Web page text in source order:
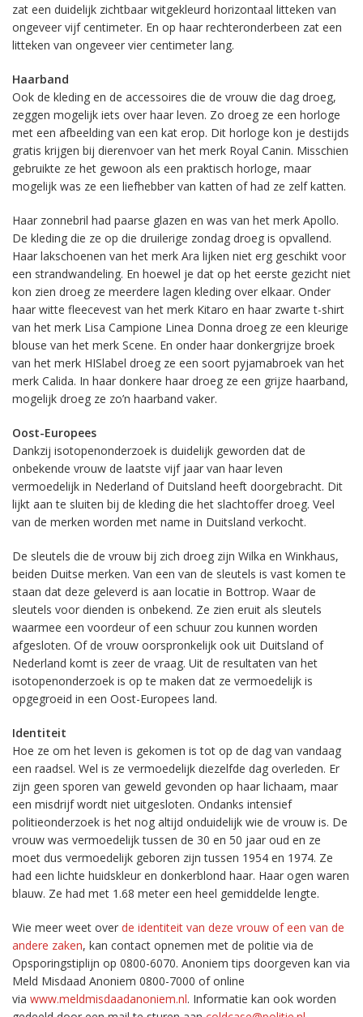
zat een duidelijk zichtbaar witgekleurd horizontaal litteken van
ongeveer vijf centimeter. En op haar rechteronderbeen zat een
litteken van ongeveer vier centimeter lang.
Haarband
Ook de kleding en de accessoires die de vrouw die dag droeg,
zeggen mogelijk iets over haar leven. Zo droeg ze een horloge
met een afbeelding van een kat erop. Dit horloge kon je destijds
gratis krijgen bij dierenvoer van het merk Royal Canin. Misschien
gebruikte ze het gewoon als een praktisch horloge, maar
mogelijk was ze een liefhebber van katten of had ze zelf katten.
Haar zonnebril had paarse glazen en was van het merk Apollo.
De kleding die ze op die druilerige zondag droeg is opvallend.
Haar lakschoenen van het merk Ara lijken niet erg geschikt voor
een strandwandeling. En hoewel je dat op het eerste gezicht niet
kon zien droeg ze meerdere lagen kleding over elkaar. Onder
haar witte fleecevest van het merk Kitaro en haar zwarte t-shirt
van het merk Lisa Campione Linea Donna droeg ze een kleurige
blouse van het merk Scene. En onder haar donkergrijze broek
van het merk HISlabel droeg ze een soort pyjamabroek van het
merk Calida. In haar donkere haar droeg ze een grijze haarband,
mogelijk droeg ze zo’n haarband vaker.
Oost-Europees
Dankzij isotopenonderzoek is duidelijk geworden dat de
onbekende vrouw de laatste vijf jaar van haar leven
vermoedelijk in Nederland of Duitsland heeft doorgebracht. Dit
lijkt aan te sluiten bij de kleding die het slachtoffer droeg. Veel
van de merken worden met name in Duitsland verkocht.
De sleutels die de vrouw bij zich droeg zijn Wilka en Winkhaus,
beiden Duitse merken. Van een van de sleutels is vast komen te
staan dat deze geleverd is aan locatie in Bottrop. Waar de
sleutels voor dienden is onbekend. Ze zien eruit als sleutels
waarmee een voordeur of een schuur zou kunnen worden
afgesloten. Of de vrouw oorspronkelijk ook uit Duitsland of
Nederland komt is zeer de vraag. Uit de resultaten van het
isotopenonderzoek is op te maken dat ze vermoedelijk is
opgegroeid in een Oost-Europees land.
Identiteit
Hoe ze om het leven is gekomen is tot op de dag van vandaag
een raadsel. Wel is ze vermoedelijk diezelfde dag overleden. Er
zijn geen sporen van geweld gevonden op haar lichaam, maar
een misdrijf wordt niet uitgesloten. Ondanks intensief
politieonderzoek is het nog altijd onduidelijk wie de vrouw is. De
vrouw was vermoedelijk tussen de 30 en 50 jaar oud en ze
moet dus vermoedelijk geboren zijn tussen 1954 en 1974. Ze
had een lichte huidskleur en donkerblond haar. Haar ogen waren
blauw. Ze had met 1.68 meter een heel gemiddelde lengte.
Wie meer weet over de identiteit van deze vrouw of een van de
andere zaken, kan contact opnemen met de politie via de
Opsporingstiplijn op 0800-6070. Anoniem tips doorgeven kan via
Meld Misdaad Anoniem 0800-7000 of online
via www.meldmisdaadanoniem.nl. Informatie kan ook worden